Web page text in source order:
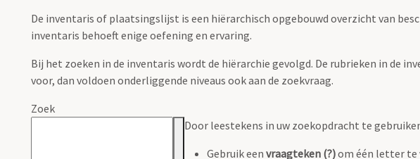
De inventaris of plaatsingslijst is een hiërarchisch opgebouwd overzicht van
inventaris behoeft enige oefening en ervaring.
Bij het zoeken in de inventaris wordt de hiërarchie gevolgd. De rubrieken in de
voor, dan voldoen onderliggende niveaus ook aan de zoekvraag.
Zoek
Door leestekens in uw zoekopdracht te
Gebruik een vraagteken (?)om één letter te